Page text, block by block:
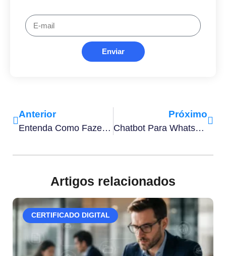
Enviar
Anterior
Entenda Como Fazer Uma Gestão De Crise Na Sua Empresa
Próximo
Chatbot Para WhatsApp: Quais São Os 13 Principais Do Mercado
Artigos relacionados
CERTIFICADO DIGITAL